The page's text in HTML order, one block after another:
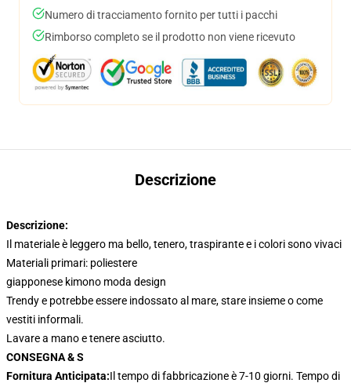
Numero di tracciamento fornito per tutti i pacchi
Rimborso completo se il prodotto non viene ricevuto
Descrizione
Descrizione:
Il materiale è leggero ma bello, tenero, traspirante e i colori sono vivaci
Materiali primari: poliestere
giapponese kimono moda design
Trendy e potrebbe essere indossato al mare, stare insieme o come
vestiti informali.
Lavare a mano e tenere asciutto.
CONSEGNA & S
Fornitura Anticipata:Il tempo di fabbricazione è 7-10 giorni. Tempo di